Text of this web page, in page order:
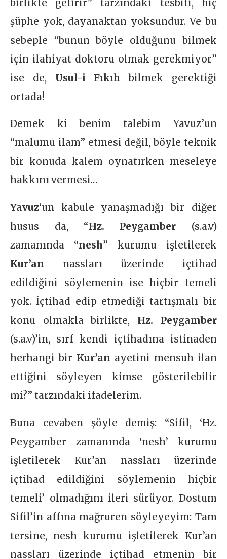
birlikte getirir” tarzındaki tesbiti, hiç
şüphe yok, dayanaktan yoksundur. Ve bu
sebeple “bunun böyle olduğunu bilmek
için ilahiyat doktoru olmak gerekmiyor”
ise de, Usul-i Fıkıh bilmek gerektiği
ortada!
Demek ki benim talebim Yavuz’un
“malumu ilam” etmesi değil, böyle teknik
bir konuda kalem oynatırken meseleye
hakkını vermesi…
Yavuz‘un kabule yanaşmadığı bir diğer
husus da, “Hz. Peygamber (s.a.v)
zamanında “nesh” kurumu işletilerek
Kur’an nassları üzerinde içtihad
edildiğini söylemenin ise hiçbir temeli
yok. İçtihad edip etmediği tartışmalı bir
konu olmakla birlikte, Hz. Peygamber
(s.a.v)’in, sırf kendi içtihadına istinaden
herhangi bir Kur’an ayetini mensuh ilan
ettiğini söyleyen kimse gösterilebilir
mi?” tarzındaki ifadelerim.
Buna cevaben şöyle demiş: “Sifil, ‘Hz.
Peygamber zamanında ‘nesh’ kurumu
işletilerek Kur’an nassları üzerinde
içtihad edildiğini söylemenin hiçbir
temeli’ olmadığını ileri sürüyor. Dostum
Sifil’in affına mağruren söyleyeyim: Tam
tersine, nesh kurumu işletilerek Kur’an
nassları üzerinde içtihad etmenin bir